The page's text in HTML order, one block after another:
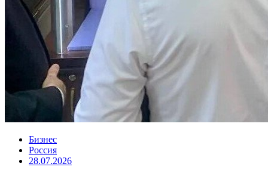
Бизнес
Россия
28.07.2026